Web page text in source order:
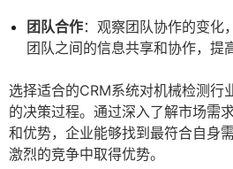
团队合作：观察团队协作的变化
团队之间的信息共享和协作，提
选择适合的CRM系统对机械检测行
的决策过程。通过深入了解市场需
和优势，企业能够找到最符合自身
激烈的竞争中取得优势。